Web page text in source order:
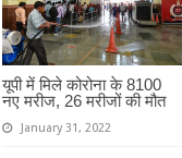
यूपी में मिले कोरोना के 8100
नए मरीज, 26 मरीजों की मौत
January 31, 2022